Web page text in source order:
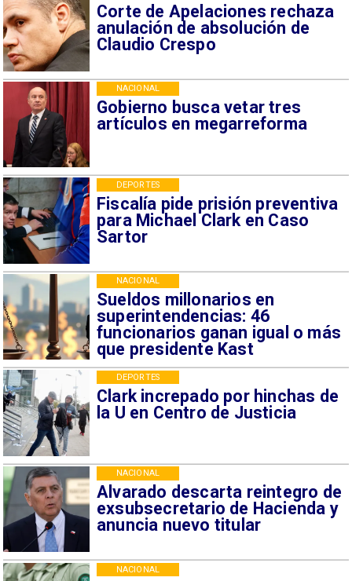
Corte de Apelaciones rechaza
anulación de absolución de
Claudio Crespo
Gobierno busca vetar tres
artículos en megarreforma
NACIONAL
Fiscalía pide prisión preventiva
para Michael Clark en Caso
Sartor
DEPORTES
Sueldos millonarios en
superintendencias: 46
funcionarios ganan igual o más
que presidente Kast
NACIONAL
Clark increpado por hinchas de
la U en Centro de Justicia
DEPORTES
Alvarado descarta reintegro de
exsubsecretario de Hacienda y
anuncia nuevo titular
NACIONAL
NACIONAL